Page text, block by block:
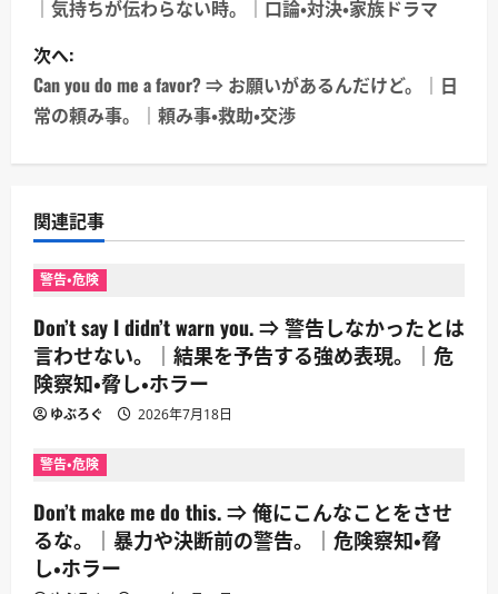
ナ
ビ
ゲ
ー
シ
ョ
ン
｜気持ちが伝わらない時。｜口論・対決・家族ドラマ
次へ:
Can you do me a favor? ⇒ お願いがあるんだけど。｜日
常の頼み事。｜頼み事・救助・交渉
関連記事
警告・危険
Don’t say I didn’t warn you. ⇒ 警告しなかったとは
言わせない。｜結果を予告する強め表現。｜危
険察知・脅し・ホラー
ゆぶろぐ 2026年7月18日
警告・危険
Don’t make me do this. ⇒ 俺にこんなことをさせ
るな。｜暴力や決断前の警告。｜危険察知・脅
し・ホラー